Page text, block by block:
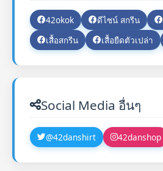
42okok ดีไซน์ สกรีน
เสื้อสกรีน
เสื้อยืดตัวเปล่า
Social Media อื่นๆ
@42danshirt 42danshop